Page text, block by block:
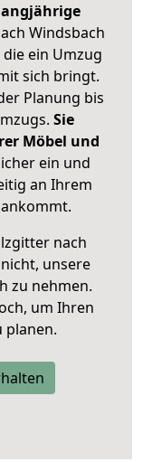
Windsbach
ein Umzug
sich bringt.
Planung bis
Sie
Möbel und
ein und
an Ihrem
nach
unsere
zu nehmen.
um Ihren
planen.